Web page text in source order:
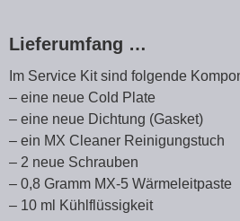
Lieferumfang …
Im Service Kit sind folgende
– eine neue Cold Plate
– eine neue Dichtung (Gasket)
– ein MX Cleaner Reinigungstuch
– 2 neue Schrauben
– 0,8 Gramm MX-5 Wärmeleitpaste
– 10 ml Kühlflüssigkeit